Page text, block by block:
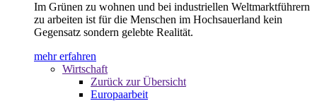
Im Grünen zu wohnen und bei industriellen Weltmarktführern
zu arbeiten ist für die Menschen im Hochsauerland kein
Gegensatz sondern gelebte Realität.
mehr erfahren
Wirtschaft
Zurück zur Übersicht
Europaarbeit